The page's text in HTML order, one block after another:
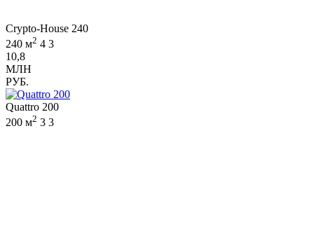
Crypto-House 240
240 м2 4 3
10,8
МЛН
РУБ.
Quattro 200
200 м2 3 3